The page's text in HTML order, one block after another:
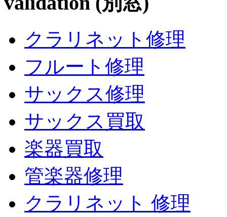
クラリネット修理
フルート修理
サックス修理
サックス買取
楽器買取
管楽器修理
クラリネット 修理